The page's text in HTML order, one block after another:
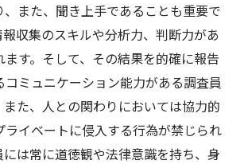
また、聞き上手であることも重要で
収集のスキルや分析力、判断力があ
ます。そして、その結果を的確に報告
コミュニケーション能力がある調査員
た、人との関わりにおいては協力的
ライベートに侵入する行為が禁じられ
は常に道徳観や法律意識を持ち、身